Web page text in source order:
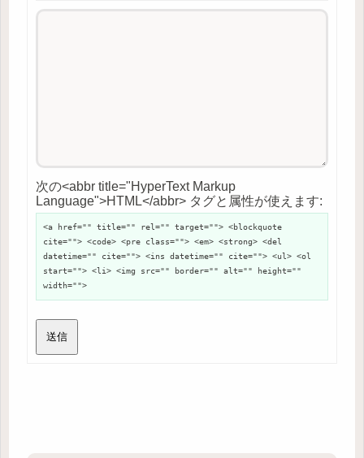
次の<abbr title="HyperText Markup
Language">HTML</abbr> タグと属性が使えます:
<a href="" title="" rel="" target=""> <blockquote
cite=""> <code> <pre class=""> <em> <strong> <del
datetime="" cite=""> <ins datetime="" cite=""> <ul> <ol
start=""> <li> <img src="" border="" alt="" height=""
width="">
送信